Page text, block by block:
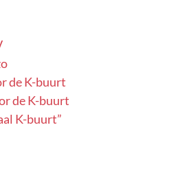
de K-buurt
de K-buurt
K-buurt”